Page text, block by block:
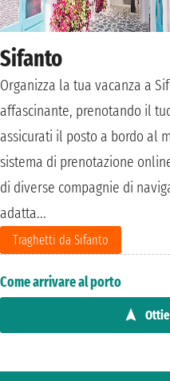
Sifanto
Organizza la tua vacanza a
affascinante, prenotando il
assicurati il posto a bordo al
sistema di prenotazione
di diverse compagnie di
adatta...
Traghetti da Sifanto
Come arrivare al porto